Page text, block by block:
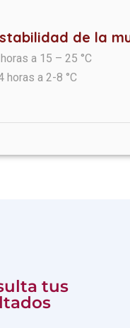
de la
a 15 – 25 °C
horas a 2-8 °C
tus